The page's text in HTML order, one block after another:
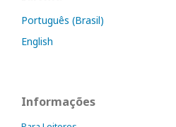
Português (Brasil)
English
Informações